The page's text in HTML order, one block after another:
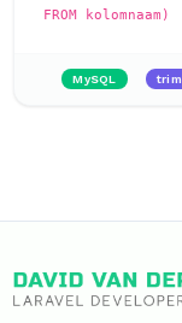
FROM kolomnaam)
MySQL trim